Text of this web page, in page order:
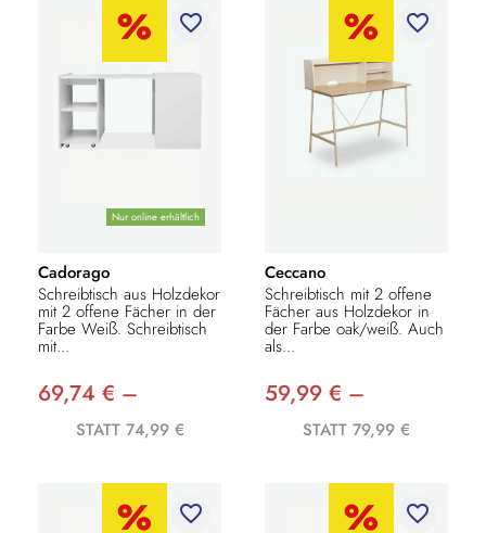
Nur online erhältlich
favorite_border
Cadorago
Schreibtisch aus Holzdekor
mit 2 offene Fächer in der
Farbe Weiß. Schreibtisch
mit...
69,74 € –
STATT 74,99 €
favorite_border
Ceccano
Schreibtisch mit 2 offene
Fächer aus Holzdekor in
der Farbe oak/weiß. Auch
als...
59,99 € –
STATT 79,99 €
favorite_border favorite_border